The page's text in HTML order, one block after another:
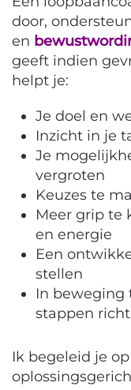
door,
en
geeft indien
helpt je:
Je doel en
Inzicht in je
Je
vergroten
Keuzes te
Meer grip te
en energie
Een
stellen
In
stappen
Ik begeleid je